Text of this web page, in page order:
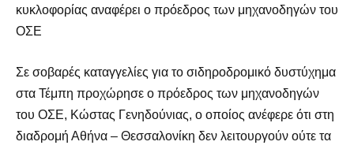
κυκλοφορίας αναφέρει ο πρόεδρος των μηχανοδηγών του
ΟΣΕ
Σε σοβαρές καταγγελίες για το σιδηροδρομικό δυστύχημα
στα Τέμπη προχώρησε ο πρόεδρος των μηχανοδηγών
του ΟΣΕ, Κώστας Γενηδούνιας, ο οποίος ανέφερε ότι στη
διαδρομή Αθήνα – Θεσσαλονίκη δεν λειτουργούν ούτε τα